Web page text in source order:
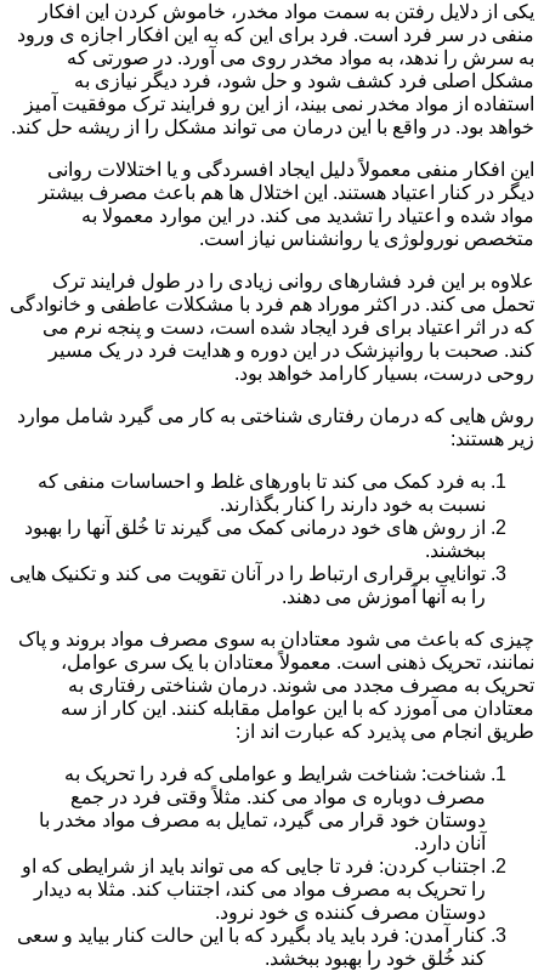
یکی از دلایل رفتن به سمت مواد مخدر، خاموش کردن این افکار
منفی در سر فرد است. فرد برای این که به این افکار اجازه ی ورود
به سرش را ندهد، به مواد مخدر روی می آورد. در صورتی که
مشکل اصلی فرد کشف شود و حل شود، فرد دیگر نیازی به
استفاده از مواد مخدر نمی بیند، از این رو فرایند ترک موفقیت آمیز
خواهد بود. در واقع با این درمان می تواند مشکل را از ریشه حل کند.
این افکار منفی معمولاً دلیل ایجاد افسردگی و یا اختلالات روانی
دیگر در کنار اعتیاد هستند. این اختلال ها هم باعث مصرف بیشتر
مواد شده و اعتیاد را تشدید می کند. در این موارد معمولا به
متخصص نورولوژی یا روانشناس نیاز است.
علاوه بر این فرد فشارهای روانی زیادی را در طول فرایند ترک
تحمل می کند. در اکثر موراد هم فرد با مشکلات عاطفی و خانوادگی
که در اثر اعتیاد برای فرد ایجاد شده است، دست و پنجه نرم می
کند. صحبت با روانپزشک در این دوره و هدایت فرد در یک مسیر
روحی درست، بسیار کارامد خواهد بود.
روش هایی که درمان رفتاری شناختی به کار می گیرد شامل موارد
زیر هستند:
به فرد کمک می کند تا باورهای غلط و احساسات منفی که
نسبت به خود دارند را کنار بگذارند.
از روش های خود درمانی کمک می گیرند تا خُلق آنها را بهبود
ببخشند.
توانایی برقراری ارتباط را در آنان تقویت می کند و تکنیک هایی
را به آنها آموزش می دهند.
چیزی که باعث می شود معتادان به سوی مصرف مواد بروند و پاک
نمانند، تحریک ذهنی است. معمولاً معتادان با یک سری عوامل،
تحریک به مصرف مجدد می شوند. درمان شناختی رفتاری به
معتادان می آموزد که با این عوامل مقابله کنند. این کار از سه
طریق انجام می پذیرد که عبارت اند از:
شناخت: شناخت شرایط و عواملی که فرد را تحریک به
مصرف دوباره ی مواد می کند. مثلاً وقتی فرد در جمع
دوستان خود قرار می گیرد، تمایل به مصرف مواد مخدر با
آنان دارد.
اجتناب کردن: فرد تا جایی که می تواند باید از شرایطی که او
را تحریک به مصرف مواد می کند، اجتناب کند. مثلا به دیدار
دوستان مصرف کننده ی خود نرود.
کنار آمدن: فرد باید یاد بگیرد که با این حالت کنار بیاید و سعی
کند خُلق خود را بهبود ببخشد.